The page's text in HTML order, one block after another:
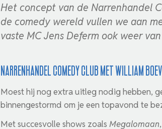
Het concept van de Narrenhandel
de comedy wereld vullen we aan
vaste MC Jens Deferm ook weer
Narrenhandel Comedy Club met William
Moest hij nog extra uitleg nodig hebben,
binnengestormd om je een topavond te
Met succesvolle shows zoals Megalomaan,